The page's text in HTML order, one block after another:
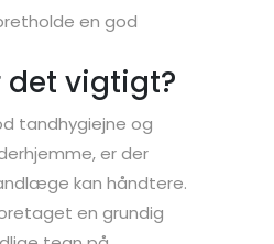
en god
det vigtigt?
tandhygiejne og
er der
kan håndtere.
en grundig